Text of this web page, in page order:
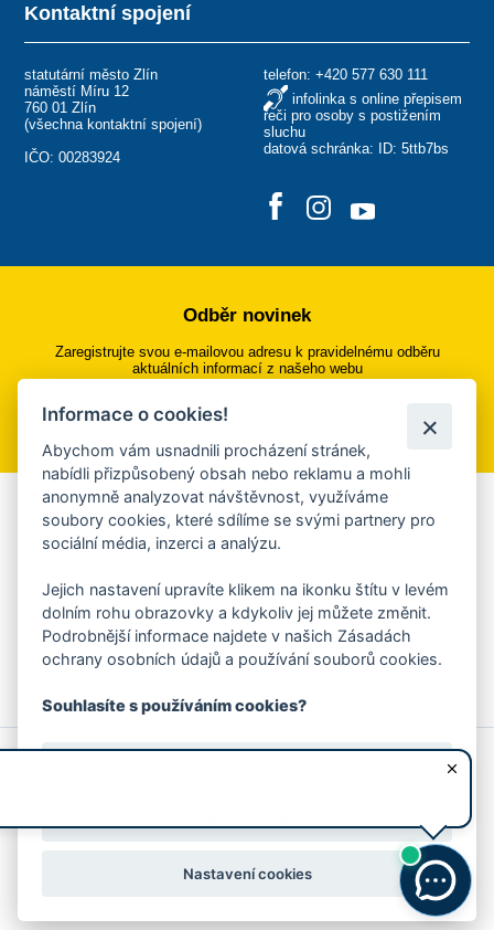
Kontaktní spojení
statutární město Zlín
náměstí Míru 12
760 01 Zlín
(všechna kontaktní spojení)
IČO: 00283924
telefon: +420 577 630 111
infolinka s online přepisem
řeči pro osoby s postižením
sluchu
datová schránka: ID: 5ttb7bs
Odběr novinek
Zaregistrujte svou e-mailovou adresu k pravidelnému odběru
aktuálních informací z našeho webu
Přihlásit se k odběru
Aplikace Mobilní rozhlas
Chcete dostávat do svého mobilu či mailu upozornění na
ankety, pozvánky na kulturní a sportovní akce?
Více informací o aplikaci
© 2026 Magistrát města Zlína
Prohlášení o používání cookies
Informace o cookies!
Abychom vám usnadnili procházení stránek,
nabídli přizpůsobený obsah nebo reklamu a mohli
anonymně analyzovat návštěvnost, využíváme
soubory cookies, které sdílíme se svými partnery pro
sociální média, inzerci a analýzu.
Jejich nastavení upravíte klikem na ikonku štítu v levém
dolním rohu obrazovky a kdykoliv jej můžete změnit.
Podrobnější informace najdete v našich Zásadách
ochrany osobních údajů a používání souborů cookies.
Souhlasíte s používáním cookies?
Nastavení cookies